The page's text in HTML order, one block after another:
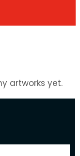
artworks yet.